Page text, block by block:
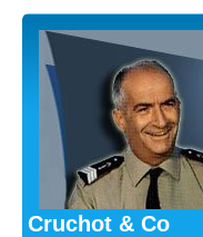
Cruchot & Co